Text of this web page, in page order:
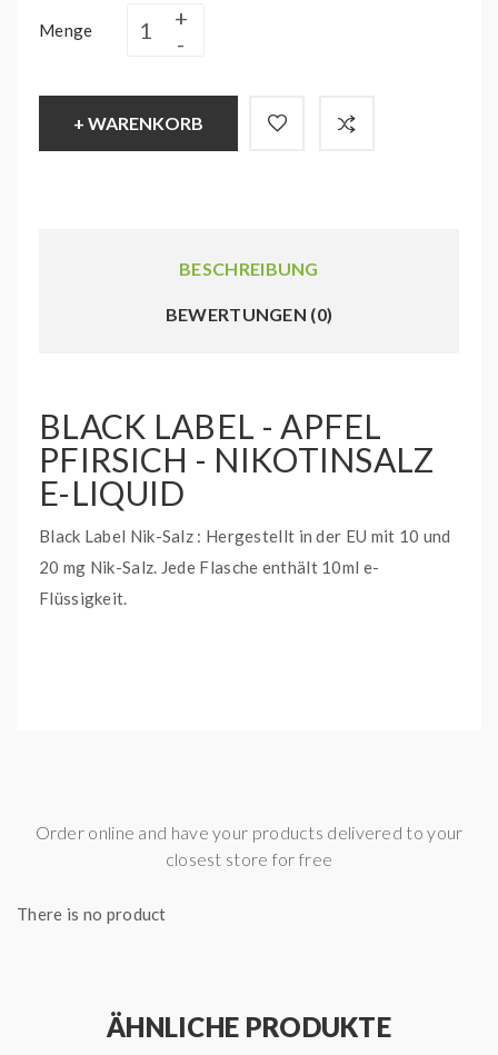
Menge
+ WARENKORB
BESCHREIBUNG
BEWERTUNGEN (0)
BLACK LABEL - APFEL
PFIRSICH - NIKOTINSALZ
E-LIQUID
Black Label Nik-Salz : Hergestellt in der EU mit 10 und
20 mg Nik-Salz. Jede Flasche enthält 10ml e-
Flüssigkeit.
Order online and have your products delivered to your
closest store for free
There is no product
ÄHNLICHE PRODUKTE